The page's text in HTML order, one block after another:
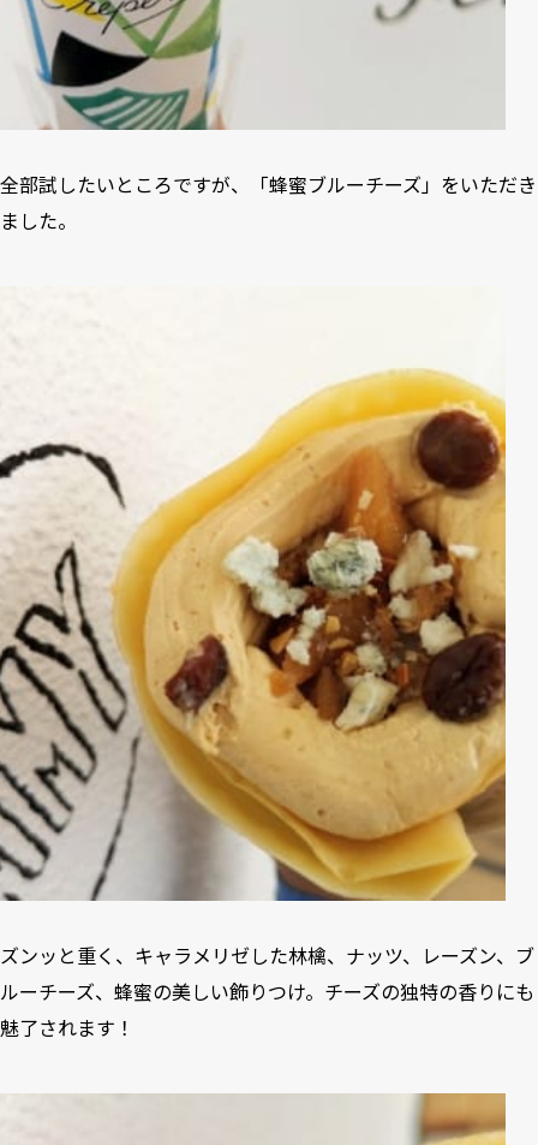
全部試したいところですが、「蜂蜜ブルーチーズ」をいただき
ました。
ズンッと重く、キャラメリゼした林檎、ナッツ、レーズン、ブ
ルーチーズ、蜂蜜の美しい飾りつけ。チーズの独特の香りにも
魅了されます！